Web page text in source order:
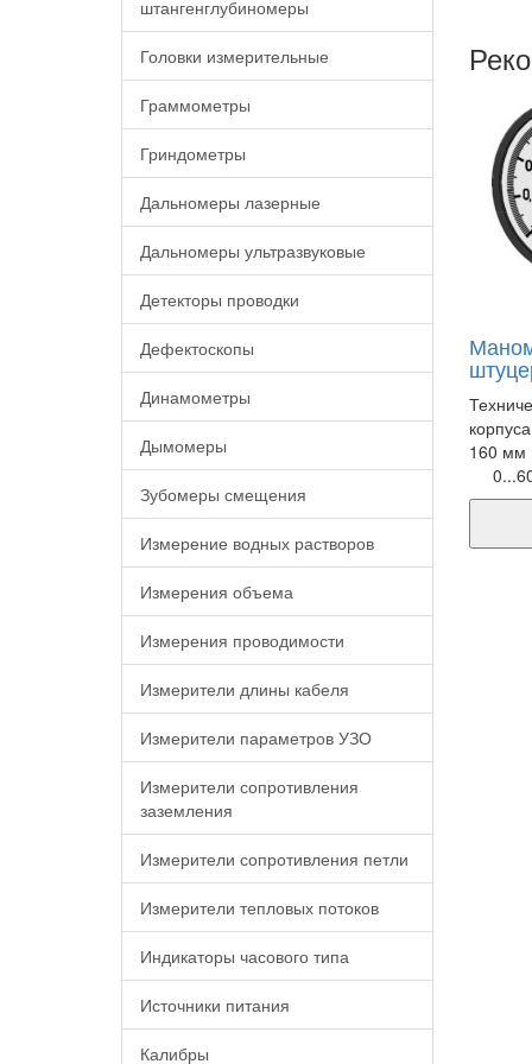
штангенглубиномеры
Головки измерительные
Граммометры
Гриндометры
Дальномеры лазерные
Дальномеры ультразвуковые
Детекторы проводки
Дефектоскопы
Динамометры
Дымомеры
Зубомеры смещения
Измерение водных растворов
Измерения объема
Измерения проводимости
Измерители длины кабеля
Измерители параметров УЗО
Измерители сопротивления
заземления
Измерители сопротивления петли
Измерители тепловых потоков
Индикаторы часового типа
Источники питания
Калибры
160 мм